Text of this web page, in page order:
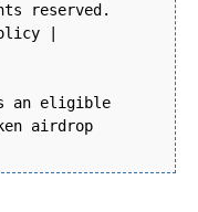
reserved.
|
an eligible
airdrop